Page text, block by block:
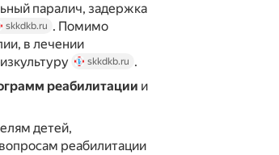
паралич, задержка
skkdkb.ru . Помимо
в лечении
skkdkb.ru .
реабилитации и
детей,
реабилитации